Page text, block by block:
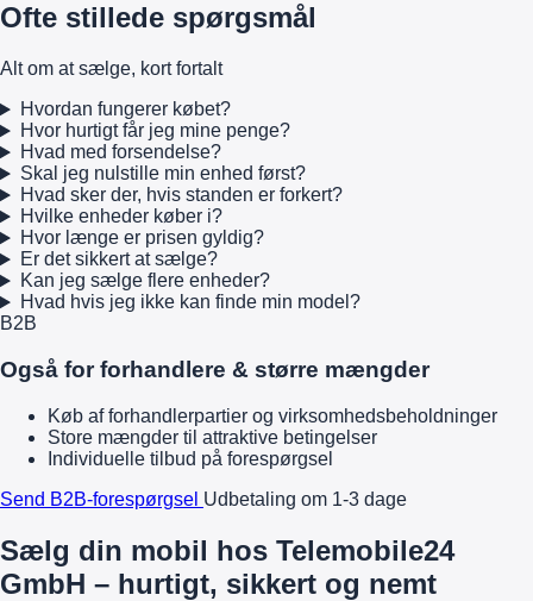
Ofte stillede spørgsmål
Alt om at sælge, kort fortalt
Hvordan fungerer købet?
Hvor hurtigt får jeg mine penge?
Hvad med forsendelse?
Skal jeg nulstille min enhed først?
Hvad sker der, hvis standen er forkert?
Hvilke enheder køber i?
Hvor længe er prisen gyldig?
Er det sikkert at sælge?
Kan jeg sælge flere enheder?
Hvad hvis jeg ikke kan finde min model?
B2B
Også for forhandlere & større mængder
Køb af forhandlerpartier og virksomhedsbeholdninger
Store mængder til attraktive betingelser
Individuelle tilbud på forespørgsel
Send B2B-forespørgsel Udbetaling om 1-3 dage
Sælg din mobil hos Telemobile24
GmbH – hurtigt, sikkert og nemt